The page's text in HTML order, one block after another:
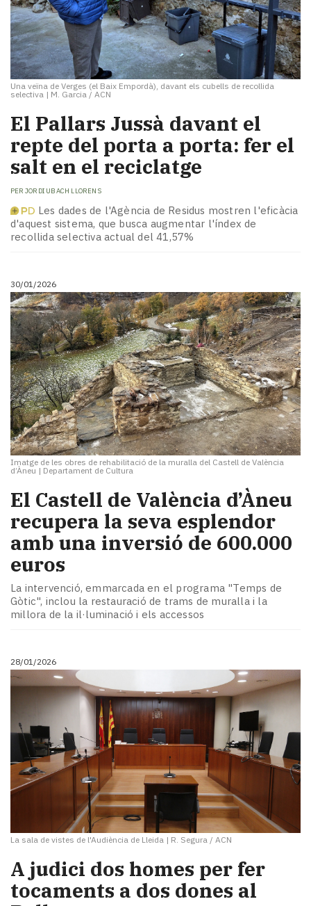
Una veïna de Verges (el Baix Empordà), davant els cubells de recollida
selectiva | M. Garcia / ACN
El Pallars Jussà davant el
repte del porta a porta: fer el
salt en el reciclatge
PER JORDI UBACH LLORENS
Les dades de l'Agència de Residus mostren l'eficàcia
d'aquest sistema, que busca augmentar l'índex de
recollida selectiva actual del 41,57%
30/01/2026
Imatge de les obres de rehabilitació de la muralla del Castell de València
d’Àneu | Departament de Cultura
El Castell de València d’Àneu
recupera la seva esplendor
amb una inversió de 600.000
euros
La intervenció, emmarcada en el programa "Temps de
Gòtic", inclou la restauració de trams de muralla i la
millora de la il·luminació i els accessos
28/01/2026
La sala de vistes de l'Audiència de Lleida | R. Segura / ACN
A judici dos homes per fer
tocaments a dos dones al